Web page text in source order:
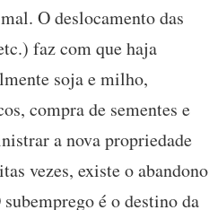
O deslocamento das
faz com que haja
soja e milho,
compra de sementes e
a nova propriedade
vezes, existe o abandono
é o destino da